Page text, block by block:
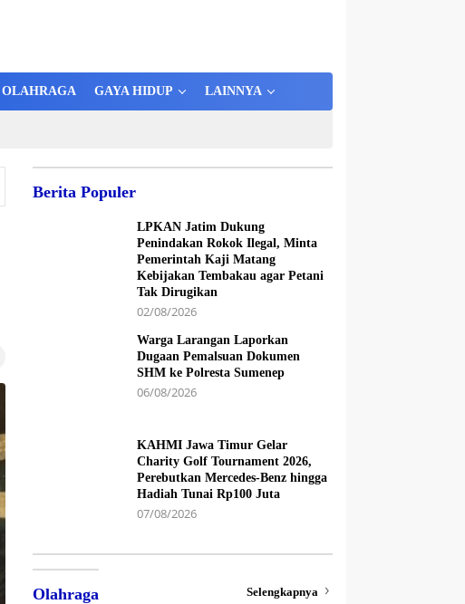
OLAHRAGA GAYA HIDUP LAINNYA
Berita Populer
LPKAN Jatim Dukung
Penindakan Rokok Ilegal, Minta
Pemerintah Kaji Matang
Kebijakan Tembakau agar Petani
Tak Dirugikan
02/08/2026
Warga Larangan Laporkan
Dugaan Pemalsuan Dokumen
SHM ke Polresta Sumenep
06/08/2026
KAHMI Jawa Timur Gelar
Charity Golf Tournament 2026,
Perebutkan Mercedes-Benz hingga
Hadiah Tunai Rp100 Juta
07/08/2026
Olahraga Selengkapnya